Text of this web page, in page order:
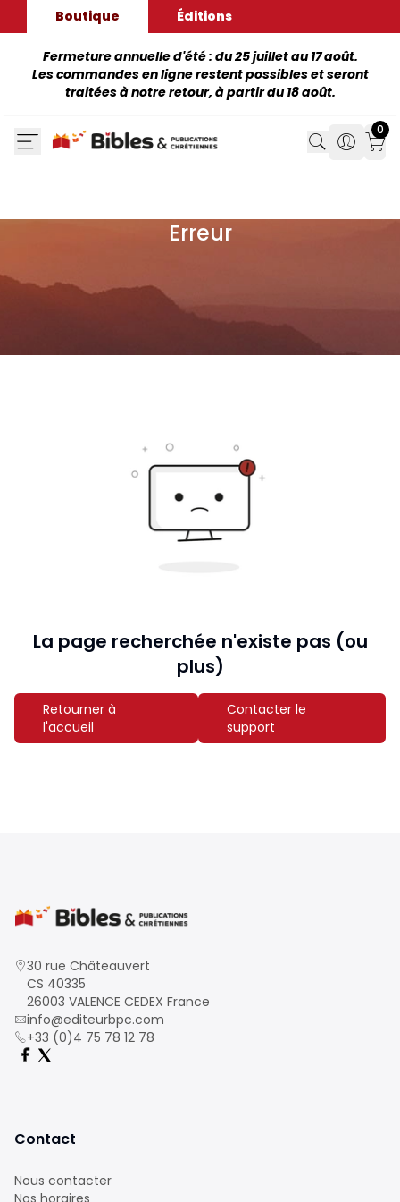
Boutique Éditions
Fermeture annuelle d'été : du 25 juillet au 17 août.
Les commandes en ligne restent possibles et seront
traitées à notre retour, à partir du 18 août.
Search
Search
0
Erreur
La page recherchée n'existe pas (ou
plus)
Retourner à
l'accueil
Contacter le
support
30 rue Châteauvert
CS 40335
26003 VALENCE CEDEX France
info@editeurbpc.com
+33 (0)4 75 78 12 78
Contact
Nous contacter
Nos horaires